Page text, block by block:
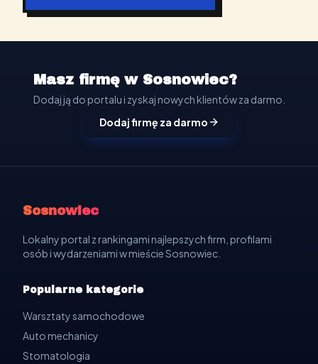
Masz firmę w Sosnowiec?
Dodaj ją do portalu i zyskaj nowych klientów za darmo.
Dodaj firmę za darmo
Sosnowiec
Lokalny portal z rankingami najlepszych firm, profilami
osób i wydarzeniami w mieście Sosnowiec.
Popularne kategorie
Warsztaty samochodowe
Auto mechanicy
Stomatologia